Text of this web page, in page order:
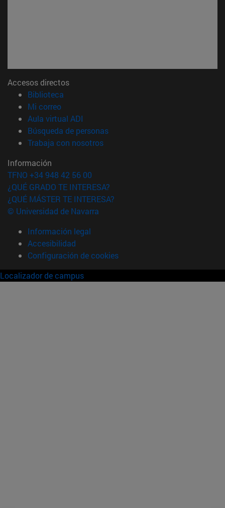
Accesos directos
Biblioteca
Mi correo(abre en nueva ventana)
Aula virtual ADI
Búsqueda de personas(abre en nueva ventana)
Trabaja con nosotros(abre en nueva ventana)
Información
TFNO +34 948 42 56 00
¿QUÉ GRADO TE INTERESA?
¿QUÉ MÁSTER TE INTERESA?
© Universidad de Navarra
Información legal
Accesibilidad
Configuración de cookies
Localizador de campus